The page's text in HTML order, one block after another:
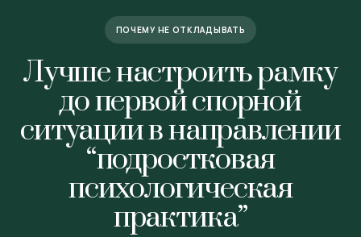
ПОЧЕМУ НЕ ОТКЛАДЫВАТЬ
Лучше настроить рамку
до первой спорной
ситуации в направлении
“подростковая
психологическая
практика”